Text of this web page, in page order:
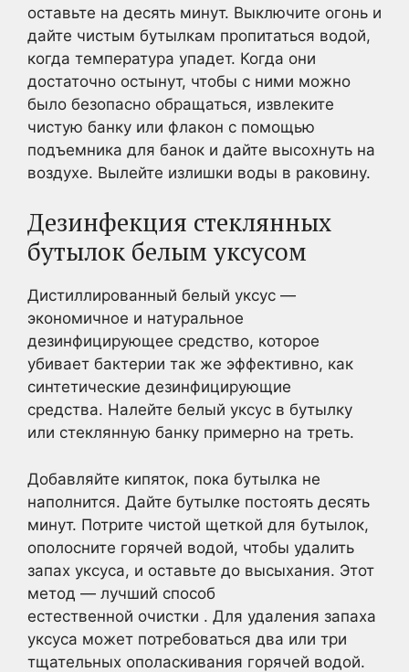
оставьте на десять минут. Выключите огонь и
дайте чистым бутылкам пропитаться водой,
когда температура упадет. Когда они
достаточно остынут, чтобы с ними можно
было безопасно обращаться, извлеките
чистую банку или флакон с помощью
подъемника для банок и дайте высохнуть на
воздухе. Вылейте излишки воды в раковину.
Дезинфекция стеклянных
бутылок белым уксусом
Дистиллированный белый уксус —
экономичное и натуральное
дезинфицирующее средство, которое
убивает бактерии так же эффективно, как
синтетические дезинфицирующие
средства. Налейте белый уксус в бутылку
или стеклянную банку примерно на треть.
Добавляйте кипяток, пока бутылка не
наполнится. Дайте бутылке постоять десять
минут. Потрите чистой щеткой для бутылок,
ополосните горячей водой, чтобы удалить
запах уксуса, и оставьте до высыхания. Этот
метод — лучший способ
естественной очистки . Для удаления запаха
уксуса может потребоваться два или три
тщательных ополаскивания горячей водой.